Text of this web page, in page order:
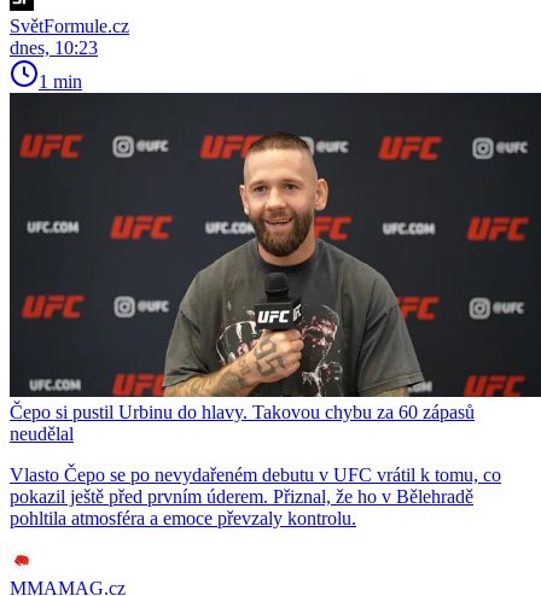
SvětFormule.cz
dnes, 10:23
1 min
Čepo si pustil Urbinu do hlavy. Takovou chybu za 60 zápasů
neudělal
Vlasto Čepo se po nevydařeném debutu v UFC vrátil k tomu, co
pokazil ještě před prvním úderem. Přiznal, že ho v Bělehradě
pohltila atmosféra a emoce převzaly kontrolu.
MMAMAG.cz